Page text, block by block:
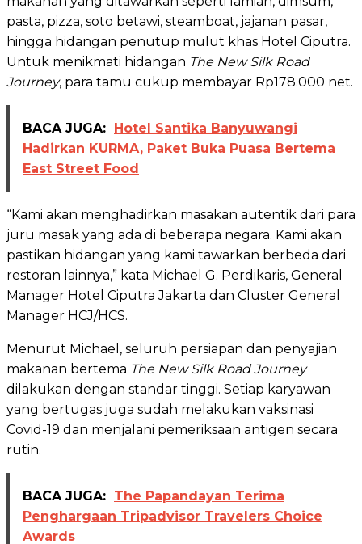
pasta, pizza, soto betawi, steamboat, jajanan pasar,
hingga hidangan penutup mulut khas Hotel Ciputra.
Untuk menikmati hidangan The New Silk Road
Journey, para tamu cukup membayar Rp178.000 net.
BACA JUGA: Hotel Santika Banyuwangi
Hadirkan KURMA, Paket Buka Puasa Bertema
East Street Food
“Kami akan menghadirkan masakan autentik dari para
juru masak yang ada di beberapa negara. Kami akan
pastikan hidangan yang kami tawarkan berbeda dari
restoran lainnya,” kata Michael G. Perdikaris, General
Manager Hotel Ciputra Jakarta dan Cluster General
Manager HCJ/HCS.
Menurut Michael, seluruh persiapan dan penyajian
makanan bertema The New Silk Road Journey
dilakukan dengan standar tinggi. Setiap karyawan
yang bertugas juga sudah melakukan vaksinasi
Covid-19 dan menjalani pemeriksaan antigen secara
rutin.
BACA JUGA: The Papandayan Terima
Penghargaan Tripadvisor Travelers Choice
Awards